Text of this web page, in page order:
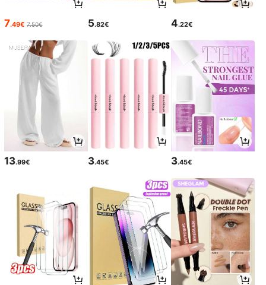
7.49€ 7.50€ 5.82€ 4.22€
13.99€ 3.45€ 3.45€